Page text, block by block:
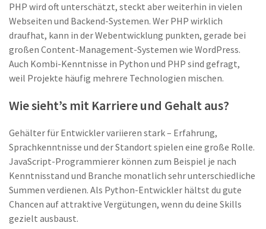
PHP wird oft unterschätzt, steckt aber weiterhin in vielen
Webseiten und Backend-Systemen. Wer PHP wirklich
draufhat, kann in der Webentwicklung punkten, gerade bei
großen Content-Management-Systemen wie WordPress.
Auch Kombi-Kenntnisse in Python und PHP sind gefragt,
weil Projekte häufig mehrere Technologien mischen.
Wie sieht’s mit Karriere und Gehalt aus?
Gehälter für Entwickler variieren stark – Erfahrung,
Sprachkenntnisse und der Standort spielen eine große Rolle.
JavaScript-Programmierer können zum Beispiel je nach
Kenntnisstand und Branche monatlich sehr unterschiedliche
Summen verdienen. Als Python-Entwickler hältst du gute
Chancen auf attraktive Vergütungen, wenn du deine Skills
gezielt ausbaust.